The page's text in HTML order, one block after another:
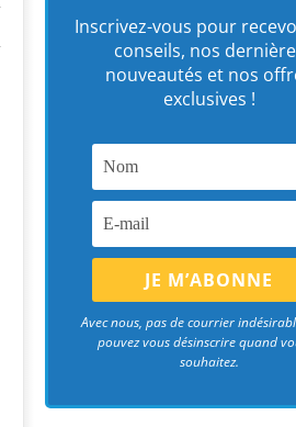
Inscrivez-vous pour
conseils, nos
nouveautés et nos
exclusives !
Avec nous, pas de courrier
pouvez vous désinscrire quand
souhaitez.